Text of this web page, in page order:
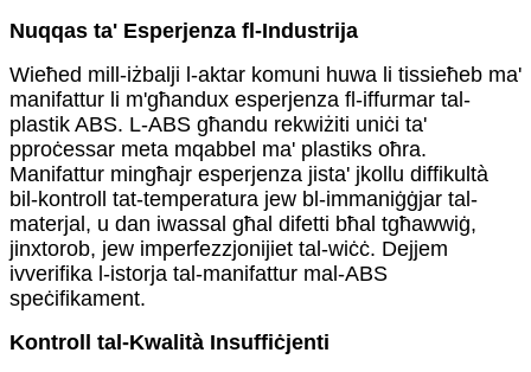
Nuqqas ta' Esperjenza fl-Industrija
Wieħed mill-iżbalji l-aktar komuni huwa li tissieħeb ma'
manifattur li m'għandux esperjenza fl-iffurmar tal-
plastik ABS. L-ABS għandu rekwiżiti uniċi ta'
pproċessar meta mqabbel ma' plastiks oħra.
Manifattur mingħajr esperjenza jista' jkollu diffikultà
bil-kontroll tat-temperatura jew bl-immaniġġjar tal-
materjal, u dan iwassal għal difetti bħal tgħawwiġ,
jinxtorob, jew imperfezzjonijiet tal-wiċċ. Dejjem
ivverifika l-istorja tal-manifattur mal-ABS
speċifikament.
Kontroll tal-Kwalità Insuffiċjenti